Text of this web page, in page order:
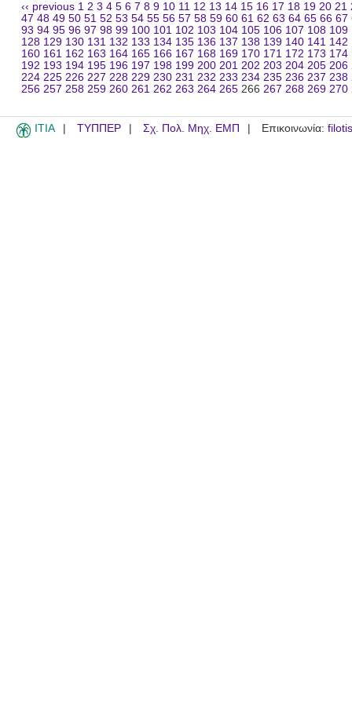
‹‹ previous 1 2 3 4 5 6 7 8 9 10 11 12 13 14 15 16 17 18 19 20 21
47 48 49 50 51 52 53 54 55 56 57 58 59 60 61 62 63 64 65 66 67
93 94 95 96 97 98 99 100 101 102 103 104 105 106 107 108 109
128 129 130 131 132 133 134 135 136 137 138 139 140 141 142
160 161 162 163 164 165 166 167 168 169 170 171 172 173 174
192 193 194 195 196 197 198 199 200 201 202 203 204 205 206
224 225 226 227 228 229 230 231 232 233 234 235 236 237 238
256 257 258 259 260 261 262 263 264 265 266 267 268 269 270
ITIA ΤΥΠΠΕΡ Σχ. Πολ. Μηχ. ΕΜΠ Επικοινωνία: